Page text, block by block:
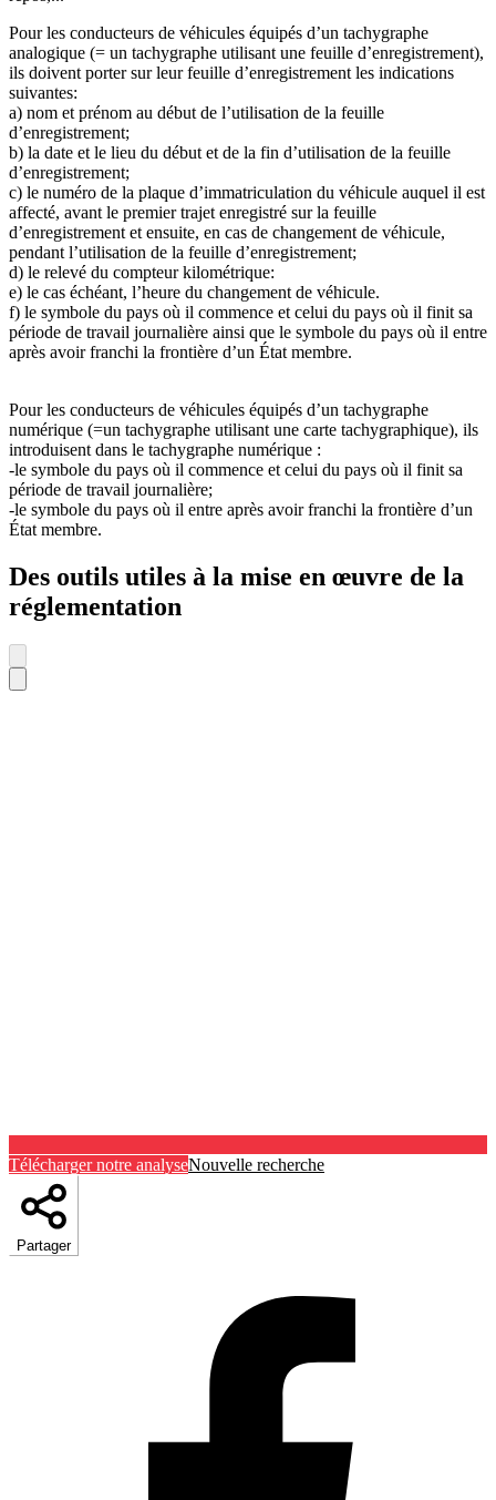
Pour les conducteurs de véhicules équipés d’un tachygraphe
analogique (= un tachygraphe utilisant une feuille d’enregistrement),
ils doivent porter sur leur feuille d’enregistrement les indications
suivantes:
a) nom et prénom au début de l’utilisation de la feuille
d’enregistrement;
b) la date et le lieu du début et de la fin d’utilisation de la feuille
d’enregistrement;
c) le numéro de la plaque d’immatriculation du véhicule auquel il est
affecté, avant le premier trajet enregistré sur la feuille
d’enregistrement et ensuite, en cas de changement de véhicule,
pendant l’utilisation de la feuille d’enregistrement;
d) le relevé du compteur kilométrique:
e) le cas échéant, l’heure du changement de véhicule.
f) le symbole du pays où il commence et celui du pays où il finit sa
période de travail journalière ainsi que le symbole du pays où il entre
après avoir franchi la frontière d’un État membre.
Pour les conducteurs de véhicules équipés d’un tachygraphe
numérique (=un tachygraphe utilisant une carte tachygraphique), ils
introduisent dans le tachygraphe numérique :
-le symbole du pays où il commence et celui du pays où il finit sa
période de travail journalière;
-le symbole du pays où il entre après avoir franchi la frontière d’un
État membre.
Des outils utiles à la mise en œuvre de la
réglementation
Télécharger notre analyseNouvelle recherche
Partager